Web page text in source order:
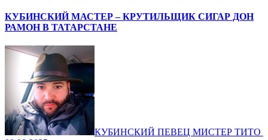
КУБИНСКИЙ МАСТЕР – КРУТИЛЬЩИК СИГАР ДОН
РАМОН В ТАТАРСТАНЕ
КУБИНСКИЙ ПЕВЕЦ МИСТЕР ТИТО ‍